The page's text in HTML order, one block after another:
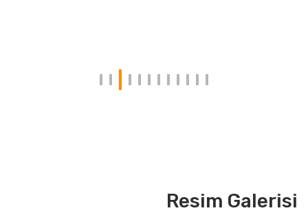
Resim Galerisi